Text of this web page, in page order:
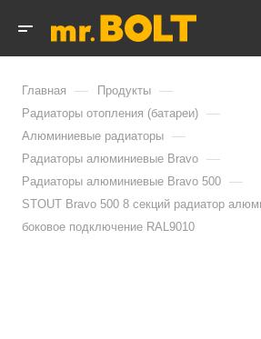
Главная — Продукты —
Радиаторы отопления (батареи) —
Алюминиевые радиаторы —
Радиаторы алюминиевые Bravo —
Радиаторы алюминиевые Bravo 500 —
STOUT Bravo 500 8 секций радиатор
боковое подключение RAL9010